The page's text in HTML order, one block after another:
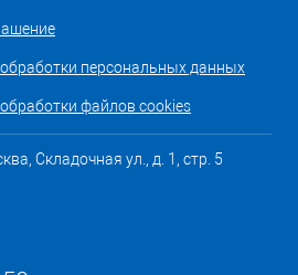
персональных данных
файлов cookies
Складочная ул., д. 1, стр. 5